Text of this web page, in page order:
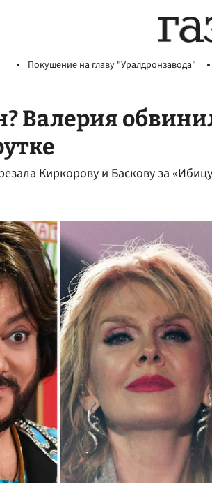
Покушение на главу "Уралдронзавода"
Валерия
Киркорову и Баскову за